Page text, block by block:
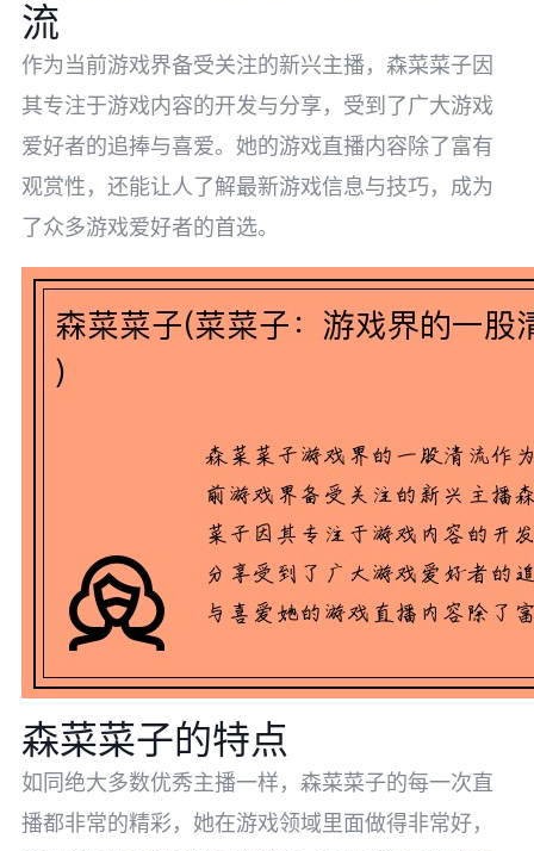
流
作为当前游戏界备受关注的新兴主播，森菜菜子因
其专注于游戏内容的开发与分享，受到了广大游戏
爱好者的追捧与喜爱。她的游戏直播内容除了富有
观赏性，还能让人了解最新游戏信息与技巧，成为
了众多游戏爱好者的首选。
森菜菜子的特点
如同绝大多数优秀主播一样，森菜菜子的每一次直
播都非常的精彩，她在游戏领域里面做得非常好，